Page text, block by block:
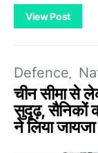
View Post
Defence
चीन सीमा से
सुदृढ़, सैनिकों
ने लिया जायजा